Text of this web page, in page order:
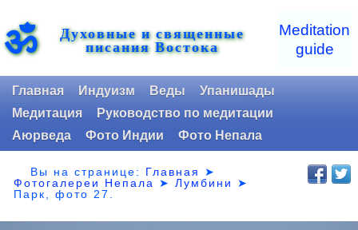
ॐ Духовные и священные
писания Востока
Meditation
guide
Главная Индуизм Веды
Упанишады
Медитация
Руководство по медитации
Аюрведа
Фото Индии Фото Непала
Вы на странице: Главная
➤
Фотогалереи Непала
➤Лумбини
➤
Парк,фото 27.